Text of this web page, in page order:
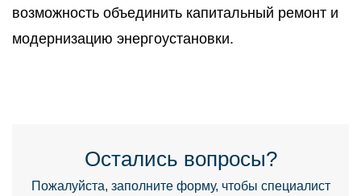
возможность объединить капитальный ремонт и
модернизацию энергоустановки.
Остались вопросы?
Пожалуйста, заполните форму, чтобы специалист